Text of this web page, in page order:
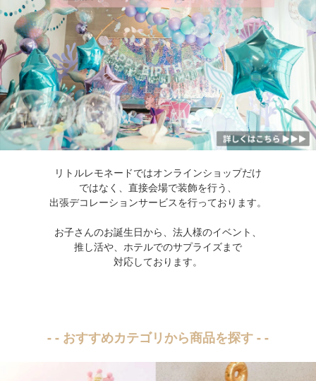
リトルレモネードではオンラインショップだけ
ではなく、直接会場で装飾を行う、
出張デコレーションサービスを行っております。
お子さんのお誕生日から、法人様のイベント、
推し活や、ホテルでのサプライズまで
対応しております。
- - おすすめカテゴリから商品を探す - -